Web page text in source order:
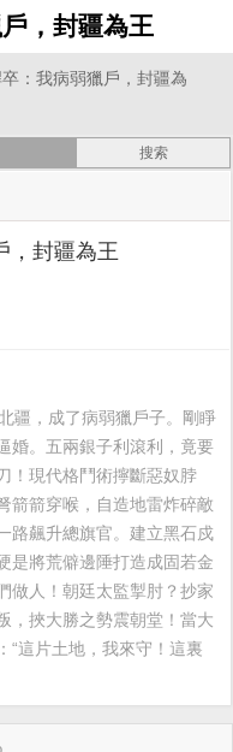
，封疆為王
卒：我病弱獵戶，封疆為
，封疆為王
疆，成了病弱獵戶子。剛睜
婚。五兩銀子利滾利，竟要
！現代格鬥術擰斷惡奴脖
箭箭穿喉，自造地雷炸碎敵
路飆升總旗官。建立黑石戍
是將荒僻邊陲打造成固若金
做人！朝廷太監掣肘？抄家
，挾大勝之勢震朝堂！當大
“這片土地，我來守！這裏